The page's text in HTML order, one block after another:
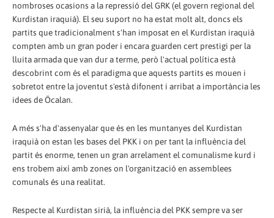
nombroses ocasions a la repressió del GRK (el govern regional del
Kurdistan iraquià). El seu suport no ha estat molt alt, doncs els
partits que tradicionalment s'han imposat en el Kurdistan iraquià
compten amb un gran poder i encara guarden cert prestigi per la
lluita armada que van dur a terme, però l'actual política està
descobrint com és el paradigma que aquests partits es mouen i
sobretot entre la joventut s'està difonent i arribat a importància les
idees de Öcalan.
A més s'ha d'assenyalar que és en les muntanyes del Kurdistan
iraquià on estan les bases del PKK i on per tant la influència del
partit és enorme, tenen un gran arrelament el comunalisme kurd i
ens trobem així amb zones on l'organització en assemblees
comunals és una realitat.
Respecte al Kurdistan sirià, la influència del PKK sempre va ser